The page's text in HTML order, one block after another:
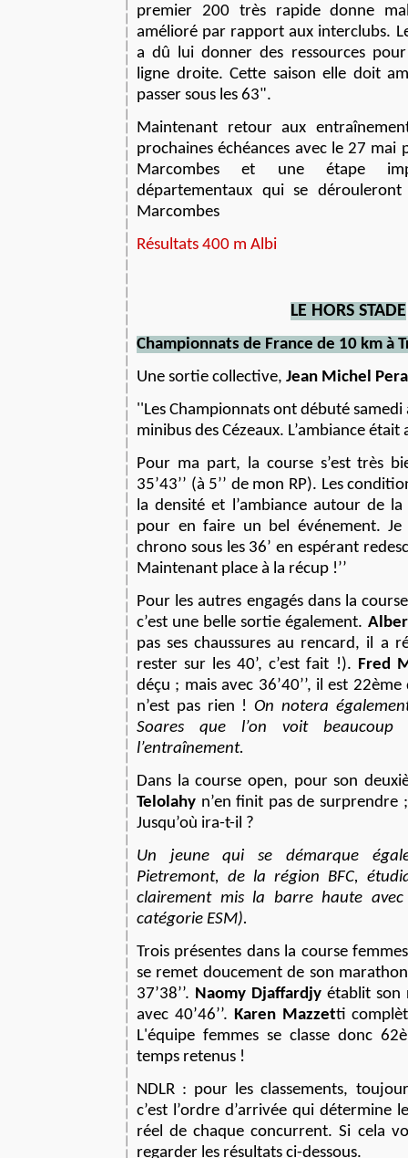
premier 200 très rapide donne
amélioré par rapport aux interclubs.
a dû lui donner des ressources
ligne droite. Cette saison elle doit
passer sous les 63".
Maintenant retour aux
prochaines échéances avec le 27 mai
Marcombes et une étape
départementaux qui se
Marcombes
Résultats 400 m Albi
LE HORS STADE
Championnats de France de 10 km à
Une sortie collective, Jean Michel
''Les Championnats ont débuté
minibus des Cézeaux. L’ambiance était
Pour ma part, la course s’est très
35’43’’ (à 5’’ de mon RP). Les
la densité et l’ambiance autour de
pour en faire un bel événement. Je
chrono sous les 36’ en espérant
Maintenant place à la récup !’’
Pour les autres engagés dans la
c’est une belle sortie également.
pas ses chaussures au rencard, il a
rester sur les 40’, c’est fait !). Fred
déçu ; mais avec 36’40’’, il est
n’est pas rien !On notera
Soares que l’on voit
l’entraînement.
Dans la course open, pour son
Telolahy n’en finit pas de surprendre
Jusqu’où ira-t-il ?
Un jeune qui se démarque
Pietremont, de la région BFC,
clairement mis la barre haute avec
catégorie ESM).
Trois présentes dans la course
se remet doucement de son
37’38’’. Naomy Djaffardjy établit son
avec 40’46’’. Karen Mazzetti
L'équipe femmes se classe donc
temps retenus !
NDLR : pour les classements,
c’est l’ordre d’arrivée qui détermine
réel de chaque concurrent. Si cela
regarder les résultats ci-dessous.